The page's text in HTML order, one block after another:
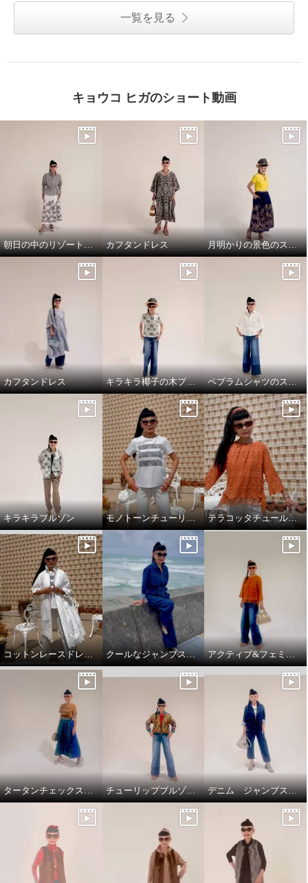
一覧を見る
キョウコ ヒガのショート動画
朝日の中のリゾート地の景色のスカートと、ドレスシャツ カフタンドレス 月明かりの景色のスカートで，リラックス!
カフタンドレス キラキラ椰子の木プルオーバーでワクワクスタイリング ペプラムシャツのスタイリング
キラキラブルゾン モノトーンチューリップ柄のTシャツ テラコッタチュールレースプルオーバー。
コットンレースドレスコート クールなジャンプスーツ‼️ アクティブ&フェミニンスタイリング
タータンチェックスカートで、新鮮スタイリング チューリップブルゾンと、ブラストパギーパンツ デニム ジャンプスーツ